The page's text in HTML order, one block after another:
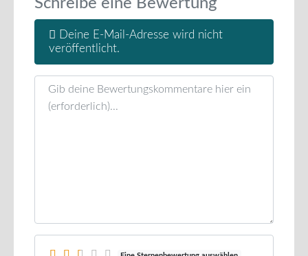
Deine E-Mail-Adresse wird nicht
veröffentlicht.
Rezensionstext